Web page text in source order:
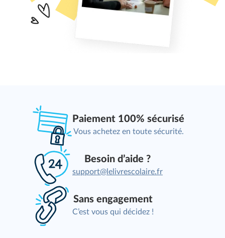
Paiement 100% sécurisé
Vous achetez en toute sécurité.
Besoin d’aide ?
support@lelivrescolaire.fr
Sans engagement
C’est vous qui décidez !